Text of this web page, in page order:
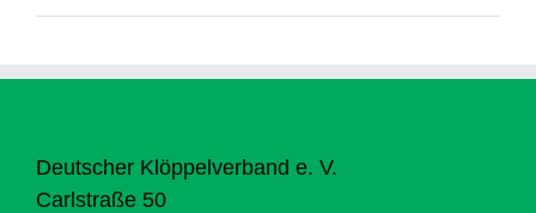
Deutscher Klöppelverband e. V.
Carlstraße 50